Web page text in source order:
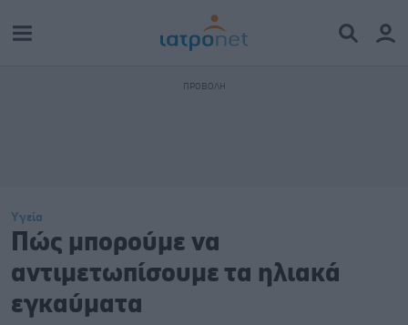
Υγεία
Πώς μπορούμε να
αντιμετωπίσουμε τα ηλιακά
εγκαύματα